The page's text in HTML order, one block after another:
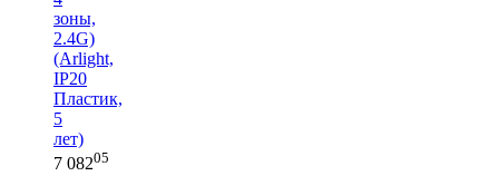
зоны,
2.4G)
(Arlight,
IP20
Пластик,
5
лет)
7 08205